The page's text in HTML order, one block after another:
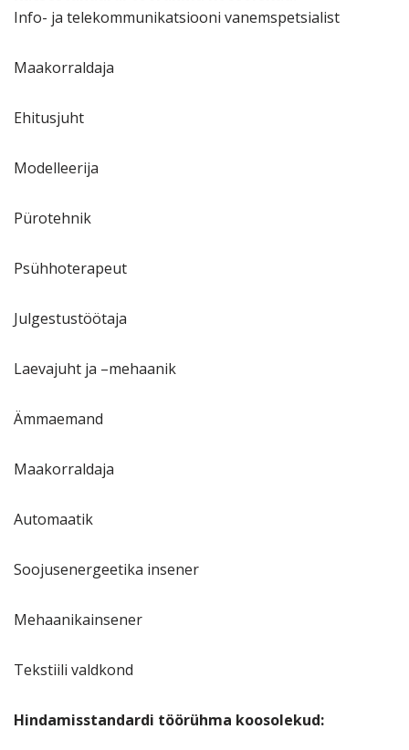
Info- ja telekommunikatsiooni vanemspetsialist
Maakorraldaja
Ehitusjuht
Modelleerija
Pürotehnik
Psühhoterapeut
Julgestustöötaja
Laevajuht ja –mehaanik
Ämmaemand
Maakorraldaja
Automaatik
Soojusenergeetika insener
Mehaanikainsener
Tekstiili valdkond
Hindamisstandardi töörühma koosolekud: